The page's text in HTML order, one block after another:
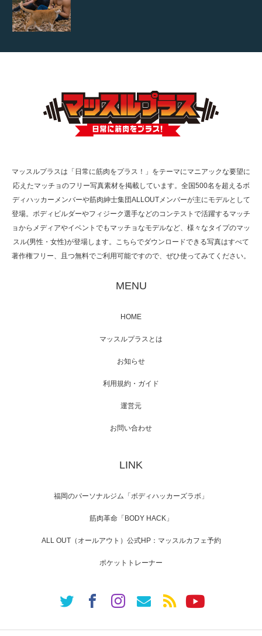
【TV】TBS番組「ひるおび」にてマッスルプ
ラスが紹介されま…
で紹介さ…
映画「黄金泥棒」へマッスルプラスメンバー
映画「メカバース」舞台挨拶へマッスルプラ
ルプ…
「ねとらぼ」さんに…
マッスルプラスは「日常に筋肉をプラス！」をテーマにマニアックな要望に
応えたマッチョのフリー写真素材を掲載しています。全国500名を超えるボ
ディハッカーメンバーや筋肉紳士集団ALLOUTメンバーが主にモデルとして
登場。ボディビルダーやフィジーク選手などのコンテストで活躍するマッチ
ョからメディアやイベントでもマッチョなモデルなど、様々なタイプのマッ
スル(男性・女性)が登場します。こちらでダウンロードできる写真はすべて
著作権フリー、且つ無料でご利用可能ですので、ぜひ使ってみてください。
MENU
HOME
マッスルプラスとは
お知らせ
利用規約・ガイド
運営元
お問い合わせ
LINK
福岡のパーソナルジム「ボディハッカーズラボ」
筋肉革命「BODY HACK」
ALL OUT（オールアウト）公式HP：マッスルカフェ予約
ポケットトレーナー